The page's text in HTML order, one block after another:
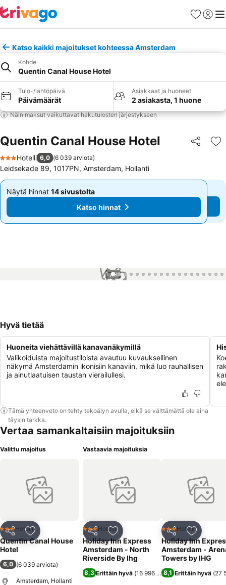
Suosikit
Katso kaikki majoitukset kohteessa Amsterdam
Kohde
Quentin Canal House Hotel
Tulo-/lähtöpäivä
Päivämäärät
Asiakkaat ja huoneet
2 asiakasta, 1 huone
Näin maksut vaikuttavat hakutulosten järjestykseen
Quentin Canal House Hotel Jaa
3 Tähtiluokitus
Hotelli 6,0 (6 039 arviota)
Leidsekade 89, 1017PN, Amsterdam, Hollanti
Näytä hinnat 14 sivustolta
Alkaen
Katso hinnat
Näytä hinnat 14 sivustolta
Alkaen
91 € Katso hinnat
1 / 99
Hyvä tietää
Huoneita viehättävillä kanavanäkymillä
Valikoiduista majoitustiloista avautuu kuvauksellinen
näkymä Amsterdamin ikonisiin kanaviin, mikä luo rauhallisen
ja ainutlaatuisen taustan vierailullesi.
Tämä yhteenveto on tehty tekoälyn avulla, eikä se välttämättä ole aina
täysin tarkka.
Vertaa samankaltaisiin majoituksiin
Valittu majoitus
Jaa Lisää suosikkeihin
3 Tähtiluokitus
Hotelli
Quentin Canal House
Hotel
6,0 (6 039 arviota)
Amsterdam, Hollanti
Vastaavia majoituksia
Jaa Lisää suosikkeihin
3 Tähtiluokitus
Hotelli
Holiday Inn Express
Amsterdam - North
Riverside By Ihg
8,3 Erittäin hyvä (16 996 arviota)
Jaa Lisää
3 Tähtiluokitus
Hotelli
Holiday Inn
Amsterdam -
Towers by IHG
8,1 Erittäin hyvä (27